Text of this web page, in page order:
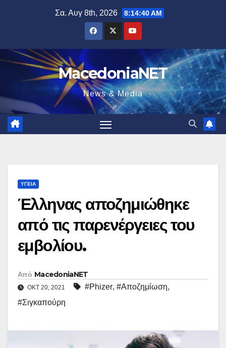
Σα. Αυγ 8th, 2026 8:14:41 AM
MacedoniaNET
News & Media
ΥΓΕΊΑ
Έλληνας αποζημιώθηκε
από τις παρενέργειες του
εμβολίου.
Από MacedoniaNET
ΟΚΤ 20, 2021 #Phizer, #Αποζημίωση,
#Σιγκαπούρη